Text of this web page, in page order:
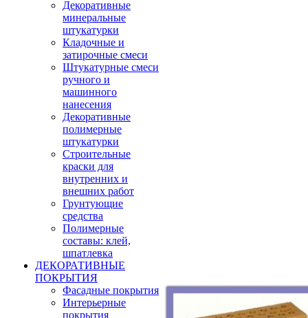
Декоративные
минеральные
штукатурки
Кладочные и
затирочные смеси
Штукатурные смеси
ручного и
машинного
нанесения
Декоративные
полимерные
штукатурки
Строительные
краски для
внутренних и
внешних работ
Грунтующие
средства
Полимерные
составы: клей,
шпатлевка
ДЕКОРАТИВНЫЕ
ПОКРЫТИЯ
Фасадные покрытия
Интерьерные
покрытия